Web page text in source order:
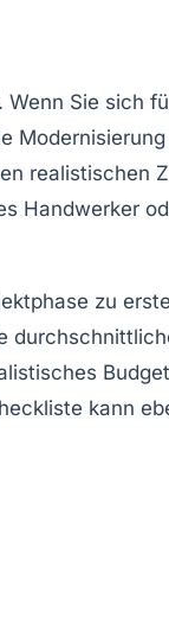
Sie sich
Modernisierung
Handwerker
zu
kann